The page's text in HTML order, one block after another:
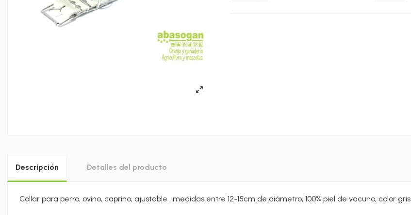
Descripción Detalles del producto
Collar para perro, ovino, caprino, ajustable , medidas entre 12-15cm de diámetro, 100% piel de vacuno, color gris.